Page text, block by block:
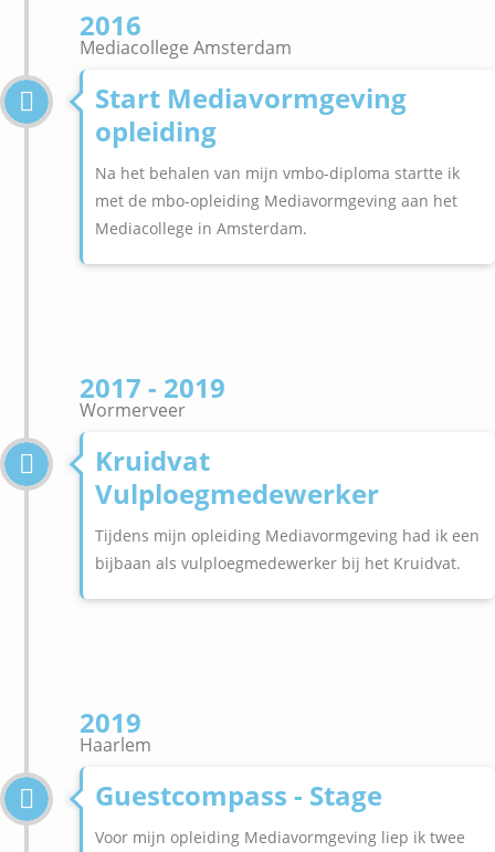
2016
Mediacollege Amsterdam
Start Mediavormgeving
opleiding
Na het behalen van mijn vmbo-diploma startte ik
met de mbo-opleiding Mediavormgeving aan het
Mediacollege in Amsterdam.
2017 - 2019
Wormerveer
Kruidvat
Vulploegmedewerker
Tijdens mijn opleiding Mediavormgeving had ik een
bijbaan als vulploegmedewerker bij het Kruidvat.
2019
Haarlem
Guestcompass - Stage
Voor mijn opleiding Mediavormgeving liep ik twee